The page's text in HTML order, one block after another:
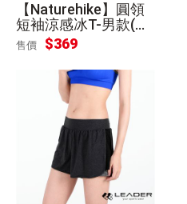
【Naturehike】圓領
短袖涼感冰T-男款(蘋
果綠M)
售價 $369